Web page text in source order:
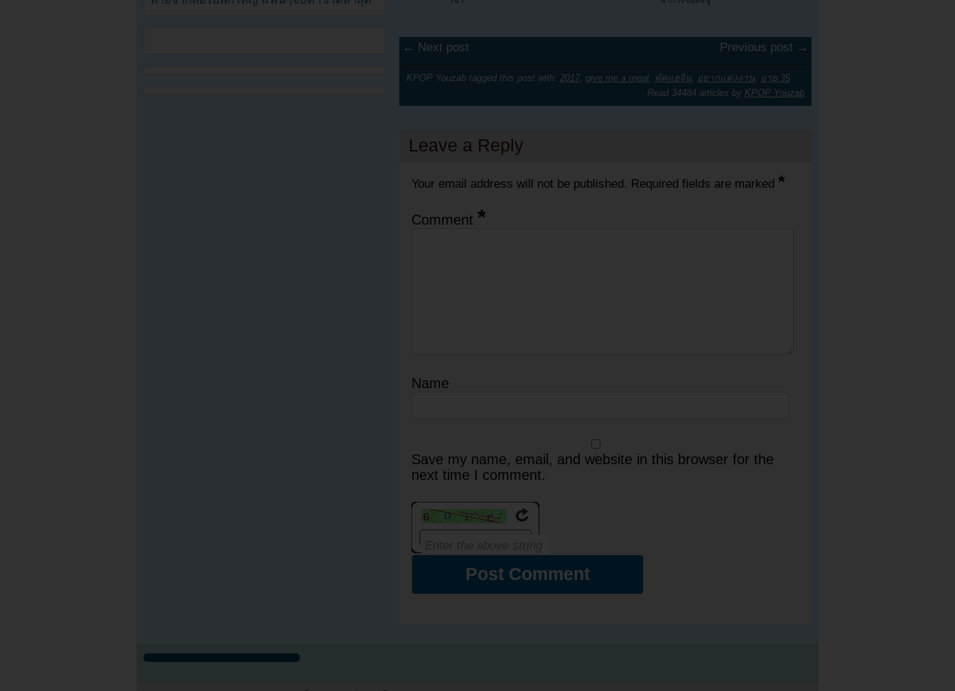
← Next post Previous post →
KPOP Youzab tagged this post with: 2017, give me a meal พัคแฮจิน อยากแต่งงาน
อายุ 35
Read 34484 articles by KPOP Youzab
Leave a Reply
Your email address will not be published. Required fields are marked *
Comment *
Name
Save my name, email, and website in this browser for the
next time I comment.